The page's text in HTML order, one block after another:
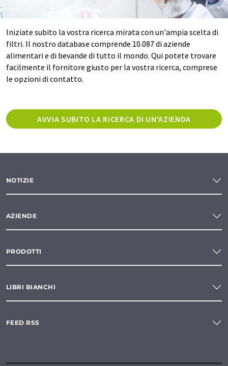
Iniziate subito la vostra ricerca mirata con un'ampia scelta di
filtri. Il nostro database comprende 10.087 di aziende
alimentari e di bevande di tutto il mondo. Qui potete trovare
facilmente il fornitore giusto per la vostra ricerca, comprese
le opzioni di contatto.
AVVIA SUBITO LA RICERCA DI UN'AZIENDA
NOTIZIE
AZIENDE
PRODOTTI
LIBRI BIANCHI
FEED RSS